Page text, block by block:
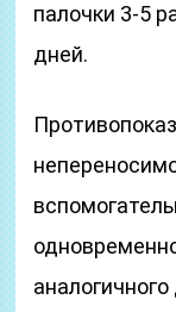
палочки 3-5
дней.